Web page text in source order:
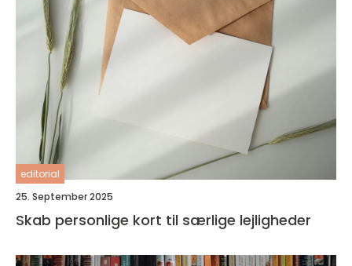
editorial
25. September 2025
Skab personlige kort til særlige lejligheder